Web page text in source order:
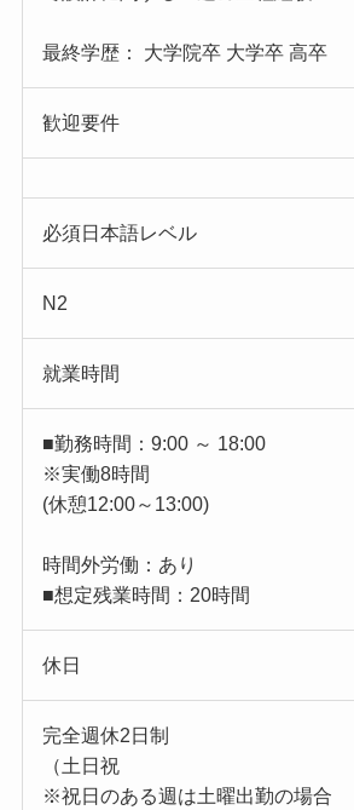
最終学歴： 大学院卒 大学卒 高卒
歓迎要件
必須日本語レベル
N2
就業時間
■勤務時間：9:00 ～ 18:00
※実働8時間
(休憩12:00～13:00)
時間外労働：あり
■想定残業時間：20時間
休日
完全週休2日制
（土日祝
※祝日のある週は土曜出勤の場合